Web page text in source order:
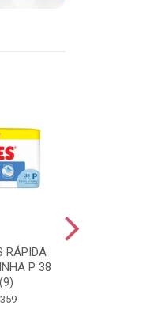
RÁPIDA
P 38